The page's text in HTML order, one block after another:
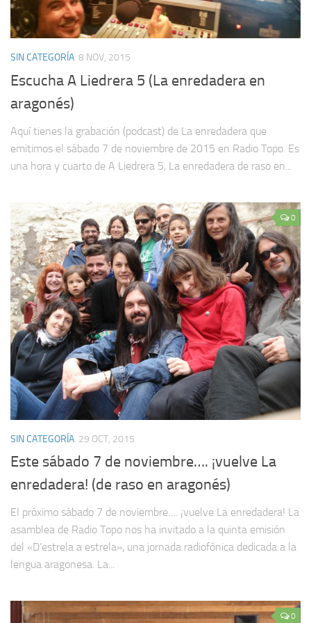
SIN CATEGORÍA 8 NOV, 2015
Escucha A Liedrera 5 (La enredadera en
aragonés)
Aquí tienes la grabación (podcast) de La enredadera que
emitimos el sábado 7 de noviembre de 2015 en Radio Topo. Es
una hora y cuarto de A Liedrera 5, La enredadera de raso en...
0
SIN CATEGORÍA 29 OCT, 2015
Este sábado 7 de noviembre…. ¡vuelve La
enredadera! (de raso en aragonés)
El próximo sábado 7 de noviembre…. ¡vuelve La enredadera! La
asamblea de Radio Topo nos ha invitado a la quinta emisión
del «D’estrela a estrela», una jornada radiofónica dedicada a la
lengua aragonesa. La...
0